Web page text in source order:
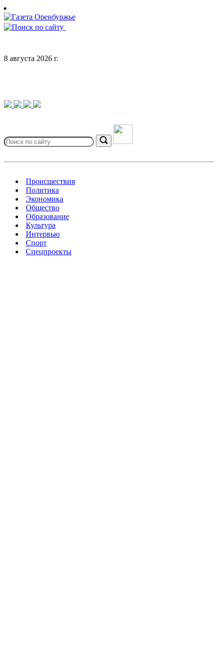
Skip
to
content
8 августа 2026 г.
for:
Search
Происшествия
Политика
Экономика
Общество
Образование
Культура
Интервью
Спорт
Спецпроекты